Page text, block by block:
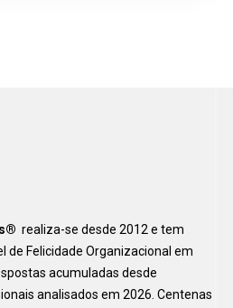
realiza-se desde 2012 e tem
de Felicidade Organizacional em
acumuladas desde
analisados em 2026. Centenas